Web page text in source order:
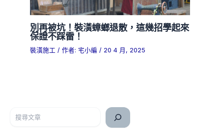
別再被坑！裝潢蟑螂退散，這幾招學起來
保證不踩雷！
裝潢施工 / 作者: 宅小編/ 20 4 月, 2025